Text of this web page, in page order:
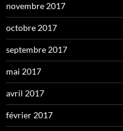
novembre 2017
octobre 2017
septembre 2017
mai 2017
avril 2017
février 2017